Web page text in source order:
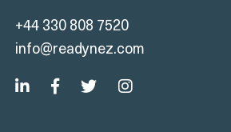
+44 330 808 7520
info@readynez.com